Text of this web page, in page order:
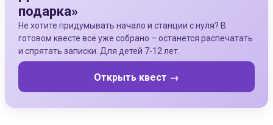
подарка»
Не хотите придумывать начало и станции с нуля? В
готовом квесте всё уже собрано – останется распечатать
и спрятать записки. Для детей 7-12 лет.
Открыть квест →